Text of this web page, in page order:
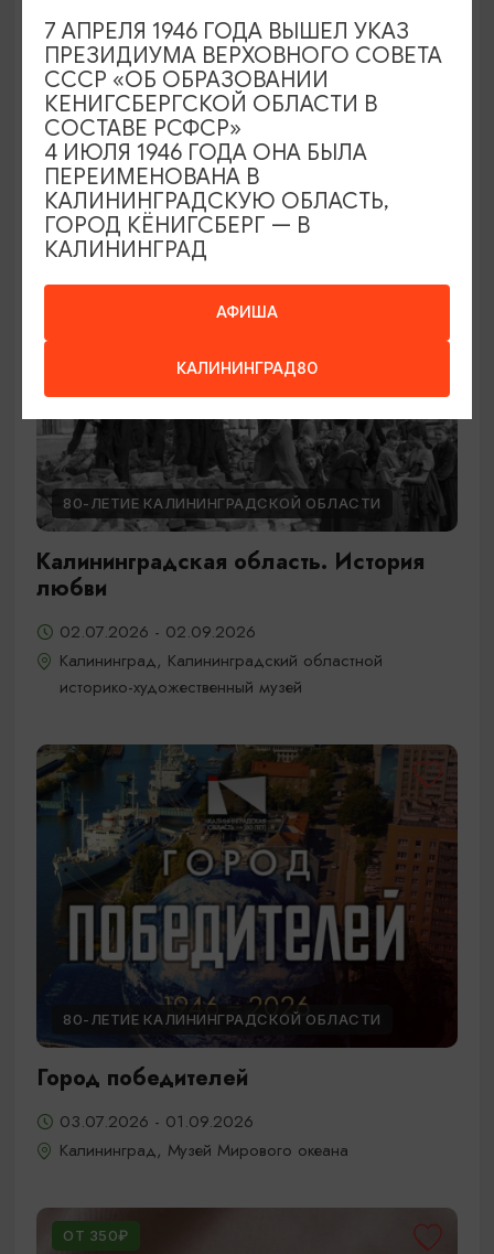
Выставка к 100-летию Янтарной
мануфактуры
26.06.2026 - 16.08.2026
Калининград, Музей янтаря
80-ЛЕТИЕ КАЛИНИНГРАДСКОЙ ОБЛАСТИ
Калининградская область. История
любви
02.07.2026 - 02.09.2026
Калининград, Калининградский областной
историко-художественный музей
80-ЛЕТИЕ КАЛИНИНГРАДСКОЙ ОБЛАСТИ
Город победителей
03.07.2026 - 01.09.2026
Калининград, Музей Мирового океана
ОТ 350₽
АФИША
КАЛИНИНГРАД80
7 АПРЕЛЯ 1946 ГОДА ВЫШЕЛ УКАЗ
ПРЕЗИДИУМА ВЕРХОВНОГО СОВЕТА
СССР «ОБ ОБРАЗОВАНИИ
КЕНИГСБЕРГСКОЙ ОБЛАСТИ В
СОСТАВЕ РСФСР»
4 ИЮЛЯ 1946 ГОДА ОНА БЫЛА
ПЕРЕИМЕНОВАНА В
КАЛИНИНГРАДСКУЮ ОБЛАСТЬ,
ГОРОД КЁНИГСБЕРГ — В
КАЛИНИНГРАД